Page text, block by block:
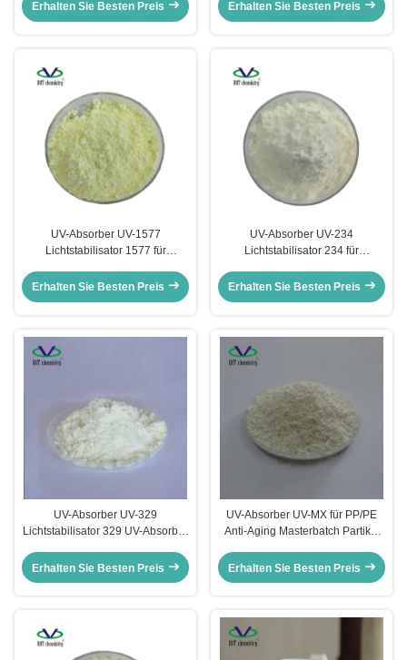
Erhalten Sie Besten Preis Erhalten Sie Besten Preis
UV-Absorber UV-1577
Lichtstabilisator 1577 für
Kunststoffe/PC/PA/PET/PMMA
Folien/Platten/Tafeln CAS
Erhalten Sie Besten Preis
UV-Absorber UV-234
Lichtstabilisator 234 für
Benzotriazol-Typ UV-Absorber
Erhalten Sie Besten Preis
UV-Absorber UV-329
Lichtstabilisator 329 UV-Absorber
PC/PVC/ABS/PMMA
Erhalten Sie Besten Preis
UV-Absorber UV-MX für PP/PE
Anti-Aging Masterbatch Partikel
Erhalten Sie Besten Preis